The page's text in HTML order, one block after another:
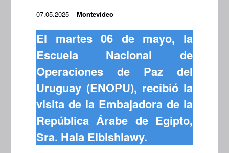
07.05.2025 –Montevideo
El martes 06 de mayo, la
Escuela Nacional de
Operaciones de Paz del
Uruguay (ENOPU), recibió la
visita de la Embajadora de la
República Árabe de Egipto,
Sra. Hala Elbishlawy.